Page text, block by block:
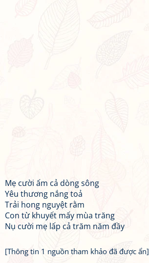
Mẹ cười ấm cả dòng sông
Yêu thương nắng toả
Trải hong nguyệt rằm
Con từ khuyết mấy mùa trăng
Nụ cười mẹ lấp cả trăm năm đầy
[Thông tin 1 nguồn tham khảo đã được ẩn]